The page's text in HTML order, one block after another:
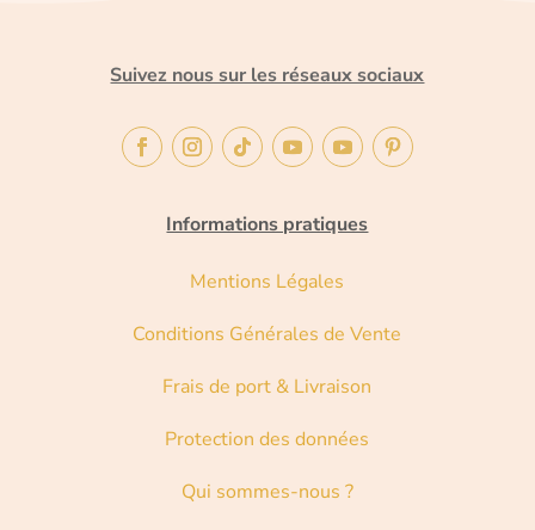
Suivez nous sur les réseaux sociaux
Informations pratiques
Mentions Légales
Conditions Générales de Vente
Frais de port & Livraison
Protection des données
Qui sommes-nous ?